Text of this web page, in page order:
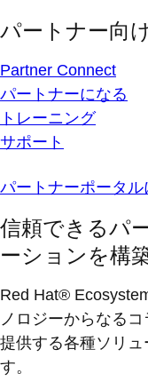
パートナー向
Partner Connect
パートナーになる
トレーニング
サポート
パートナーポータ
信頼できるパ
ーションを構
Red Hat®
ノロジーからなる
提供する各種ソリ
す。